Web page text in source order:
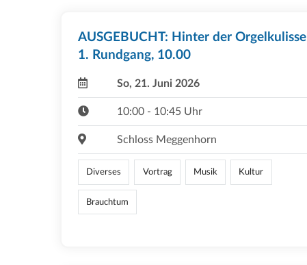
AUSGEBUCHT: Hinter der Orgelkulisse
1. Rundgang, 10.00
So, 21. Juni 2026
10:00 - 10:45 Uhr
Schloss Meggenhorn
Diverses Vortrag Musik Kultur
Brauchtum